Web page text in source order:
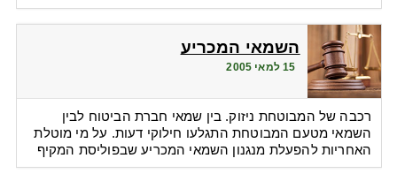
השמאי המכריע
15 למאי 2005
רכבה של המבוטחת ניזוק. בין שמאי חברת הביטוח לבין
השמאי מטעם המבוטחת התגלעו חילוקי דעות. על מי מוטלת
האחריות להפעלת מנגנון השמאי המכריע שבפוליסת המקיף